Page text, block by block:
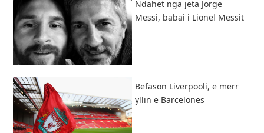
Ndahet nga jeta Jorge
Messi, babai i Lionel Messit
Befason Liverpooli, e merr
yllin e Barcelonës